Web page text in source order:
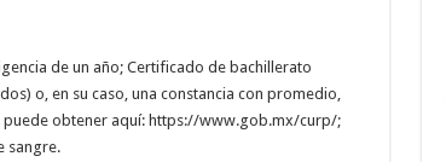
de un año; Certificado de bachillerato
o, en su caso, una constancia con promedio,
puede obtener aquí: https://www.gob.mx/curp/;
sangre.